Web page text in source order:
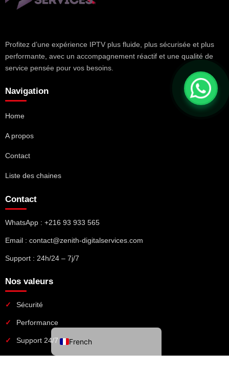
French
Profitez d’une expérience IPTV plus fluide, plus sécurisée et plus
performante, avec un accompagnement réactif et une qualité de
service pensée pour vos besoins.
Navigation
Home
A propos
Contact
Liste des chaines
Contact
WhatsApp : +216 93 933 565
Email : contact@zenith-digitalservices.com
Support : 24h/24 – 7j/7
Nos valeurs
Sécurité
Performance
Support 24/7